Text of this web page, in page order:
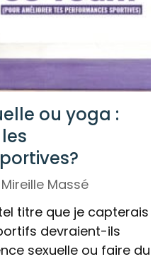
ou yoga :
Mireille Massé
titre que je capterais
devraient-ils
sexuelle ou faire du